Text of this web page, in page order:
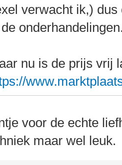
verwacht ik,)
nu is de prijs vrij
voor de echte
maar wel leuk.